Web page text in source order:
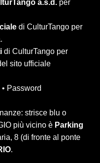
a.s.d. per
di CulturTango per
di CulturTango per
sito ufficiale
• Password
strisce blu o
più vicino è Parking
8 (di fronte al ponte
.